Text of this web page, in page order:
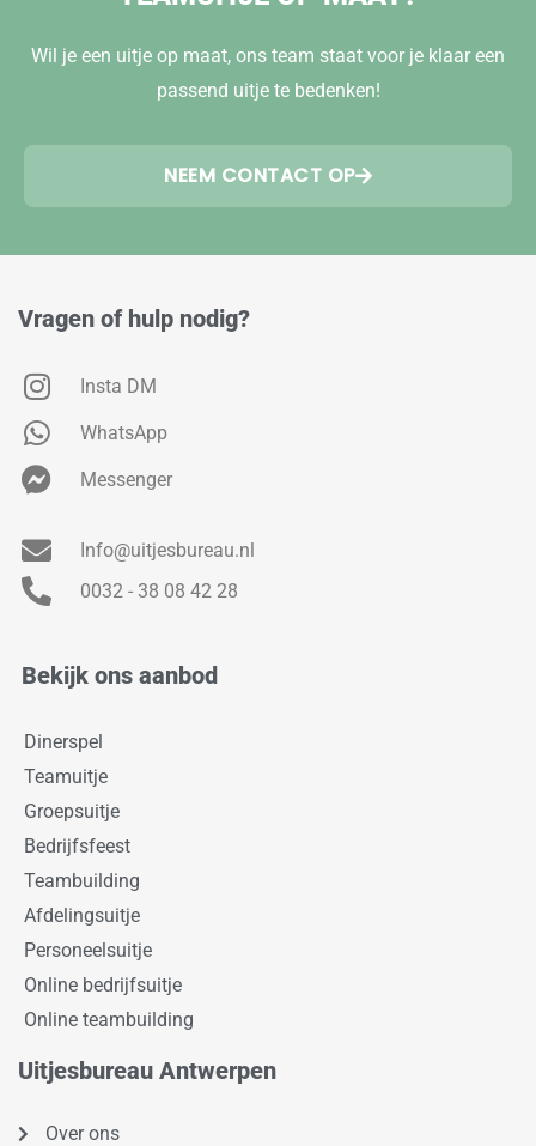
Wil je een uitje op maat, ons team staat voor je klaar een
passend uitje te bedenken!
NEEM CONTACT OP
Vragen of hulp nodig?
Insta DM
WhatsApp
Messenger
Info@uitjesbureau.nl
0032 - 38 08 42 28
Bekijk ons aanbod
Dinerspel
Teamuitje
Groepsuitje
Bedrijfsfeest
Teambuilding
Afdelingsuitje
Personeelsuitje
Online bedrijfsuitje
Online teambuilding
Uitjesbureau Antwerpen
Over ons